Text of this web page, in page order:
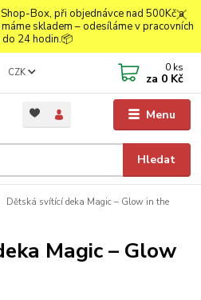
Box, při objednávce nad 500Kč a
skladem – odesíláme v pracovních
do 24 hodin.📦
Menu
CZK
Hledat
0 ks
za 0 Kč
Dětská svítící deka Magic – Glow in the
Magic – Glow